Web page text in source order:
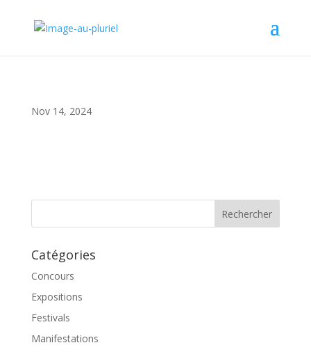
Nov 14, 2024
Catégories
Concours
Expositions
Festivals
Manifestations